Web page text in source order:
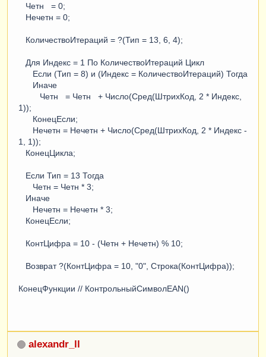
Четн = 0;
Нечетн = 0;
КоличествоИтераций = ?(Тип = 13, 6, 4);
Для Индекс = 1 По КоличествоИтераций Цикл
Если (Тип = 8) и (Индекс = КоличествоИтераций) Тогда
Иначе
Четн = Четн + Число(Сред(ШтрихКод, 2 * Индекс,
1));
КонецЕсли;
Нечетн = Нечетн + Число(Сред(ШтрихКод, 2 * Индекс -
1, 1));
КонецЦикла;
Если Тип = 13 Тогда
Четн = Четн * 3;
Иначе
Нечетн = Нечетн * 3;
КонецЕсли;
КонтЦифра = 10 - (Четн + Нечетн) % 10;
Возврат ?(КонтЦифра = 10, "0", Строка(КонтЦифра));
КонецФункции // КонтрольныйСимволEAN()
alexandr_ll